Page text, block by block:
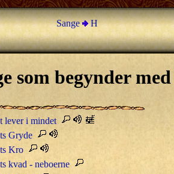
Sange H
som begynder
lever i mindet
Gryde
Kro
kvad - neboerne